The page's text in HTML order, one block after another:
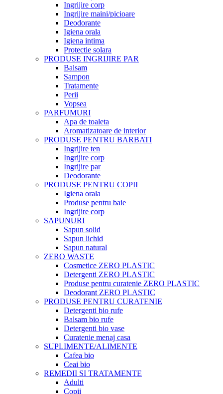
Ingrijire corp
Ingrijire maini/picioare
Deodorante
Igiena orala
Igiena intima
Protectie solara
PRODUSE INGRIJIRE PAR
Balsam
Sampon
Tratamente
Perii
Vopsea
PARFUMURI
Apa de toaleta
Aromatizatoare de interior
PRODUSE PENTRU BARBATI
Ingrijire ten
Ingrijire corp
Ingrijire par
Deodorante
PRODUSE PENTRU COPII
Igiena orala
Produse pentru baie
Ingrijire corp
SAPUNURI
Sapun solid
Sapun lichid
Sapun natural
ZERO WASTE
Cosmetice ZERO PLASTIC
Detergenti ZERO PLASTIC
Produse pentru curatenie ZERO PLASTIC
Deodorant ZERO PLASTIC
PRODUSE PENTRU CURATENIE
Detergenti bio rufe
Balsam bio rufe
Detergenti bio vase
Curatenie menaj casa
SUPLIMENTE/ALIMENTE
Cafea bio
Ceai bio
REMEDII SI TRATAMENTE
Adulti
Copii